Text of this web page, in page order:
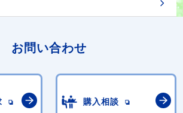
お問い合わせ
購入相談